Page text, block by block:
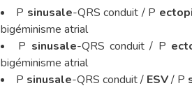
P sinusale-QRS conduit / P
bigéminisme atrial
P sinusale-QRS conduit / P
bigéminisme atrial
P sinusale-QRS conduit / ESV/ P